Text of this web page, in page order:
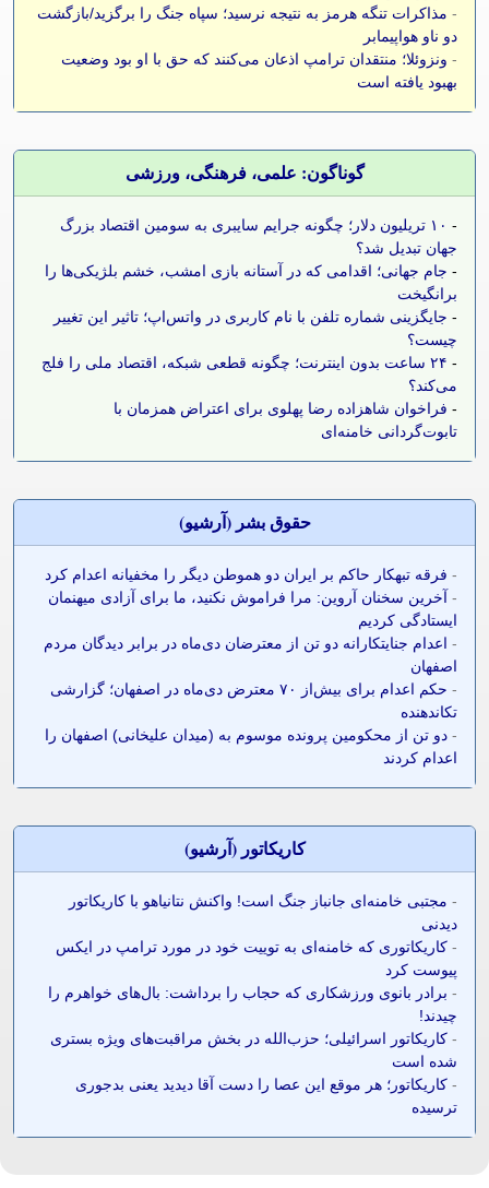
- مذاکرات تنگه هرمز به نتیجه نرسید؛ سپاه جنگ را برگزید/بازگشت
دو ناو هواپیمابر
- ونزوئلا؛ منتقدان ترامپ اذعان می‌کنند که حق با او بود وضعیت
بهبود یافته است
گوناگون: علمی، فرهنگی، ورزشی
-
۱۰ تریلیون دلار؛ چگونه جرایم سایبری به سومین اقتصاد بزرگ
جهان تبدیل شد؟
- جام جهانی؛ اقدامی که در آستانه بازی امشب، خشم بلژیکی‌ها را
برانگیخت
- جایگزینی شماره تلفن با نام کاربری در واتس‌اپ؛ تاثیر این تغییر
چیست؟
-
۲۴ ساعت بدون اینترنت؛ چگونه قطعی شبکه، اقتصاد ملی را فلج
می‌کند؟
- فراخوان شاهزاده رضا پهلوی برای اعتراض همزمان با
تابوت‌گردانی خامنه‌ای
حقوق بشر (آرشيو)
- فرقه تبهکار حاکم بر ایران دو هموطن دیگر را مخفیانه اعدام کرد
- آخرین سخنان آروین: مرا فراموش نکنید، ما برای آزادی میهنمان
ایستادگی کردیم
- اعدام جنایتکارانه دو تن از معترضان دی‌ماه در برابر دیدگان مردم
اصفهان
-
حکم اعدام برای بیش‌از ۷۰ معترض دی‌ماه در اصفهان؛ گزارشی
تکاندهنده
- دو تن از محکومین پرونده موسوم به (میدان علیخانی) اصفهان را
اعدام کردند
کاريکاتور (آرشيو)
- مجتبی خامنه‌ای جانباز جنگ است! واکنش نتانیاهو با کاریکاتور
دیدنی
- کاریکاتوری که خامنه‌ای به توییت خود در مورد ترامپ در ایکس
پیوست کرد
- برادر بانوی ورزشکاری که حجاب را برداشت: بال‌های خواهرم را
چیدند!
- کاریکاتور اسرائیلی؛ حزب‌الله در بخش مراقبت‌های ویژه بستری
شده است
- کاریکاتور؛ هر موقع این عصا را دست آقا دیدید یعنی بدجوری
ترسیده